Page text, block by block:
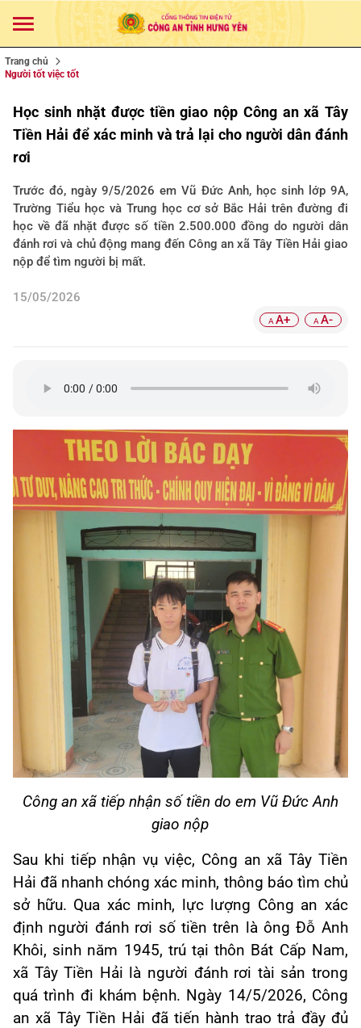
Trang chủ
Người tốt việc tốt
Học sinh nhặt được tiền giao nộp Công an xã Tây
Tiền Hải để xác minh và trả lại cho người dân đánh
rơi
Trước đó, ngày 9/5/2026 em Vũ Đức Anh, học sinh lớp 9A,
Trường Tiểu học và Trung học cơ sở Bắc Hải trên đường đi
học về đã nhặt được số tiền 2.500.000 đồng do người dân
đánh rơi và chủ động mang đến Công an xã Tây Tiền Hải giao
nộp để tìm người bị mất.
15/05/2026
A A+ A A-
Công an xã tiếp nhận số tiền do em Vũ Đức Anh
giao nộp
Sau khi tiếp nhận vụ việc, Công an xã Tây Tiền
Hải đã nhanh chóng xác minh, thông báo tìm chủ
sở hữu. Qua xác minh, lực lượng Công an xác
định người đánh rơi số tiền trên là ông Đỗ Anh
Khôi, sinh năm 1945, trú tại thôn Bát Cấp Nam,
xã Tây Tiền Hải là người đánh rơi tài sản trong
quá trình đi khám bệnh. Ngày 14/5/2026, Công
an xã Tây Tiền Hải đã tiến hành trao trả đầy đủ